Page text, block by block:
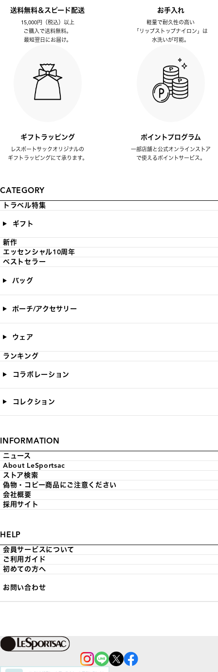
送料無料＆スピード配送
15,000円（税込）以上
ご購入で送料無料。
最短翌日にお届け。
お手入れ
軽量で耐久性の高い
「リップストップナイロン」は
水洗いが可能。
ギフトラッピング
レスポートサックオリジナルの
ギフトラッピングにて承ります。
ポイントプログラム
一部店舗と公式オンラインストア
で使えるポイントサービス。
CATEGORY
トラベル特集
ギフト
新作
エッセンシャル10周年
ベストセラー
バッグ
ポーチ/アクセサリー
ウェア
ランキング
コラボレーション
コレクション
INFORMATION
ニュース
About LeSportsac
ストア検索
偽物・コピー商品にご注意ください
会社概要
採用サイト
HELP
会員サービスについて
ご利用ガイド
初めての方へ
お問い合わせ